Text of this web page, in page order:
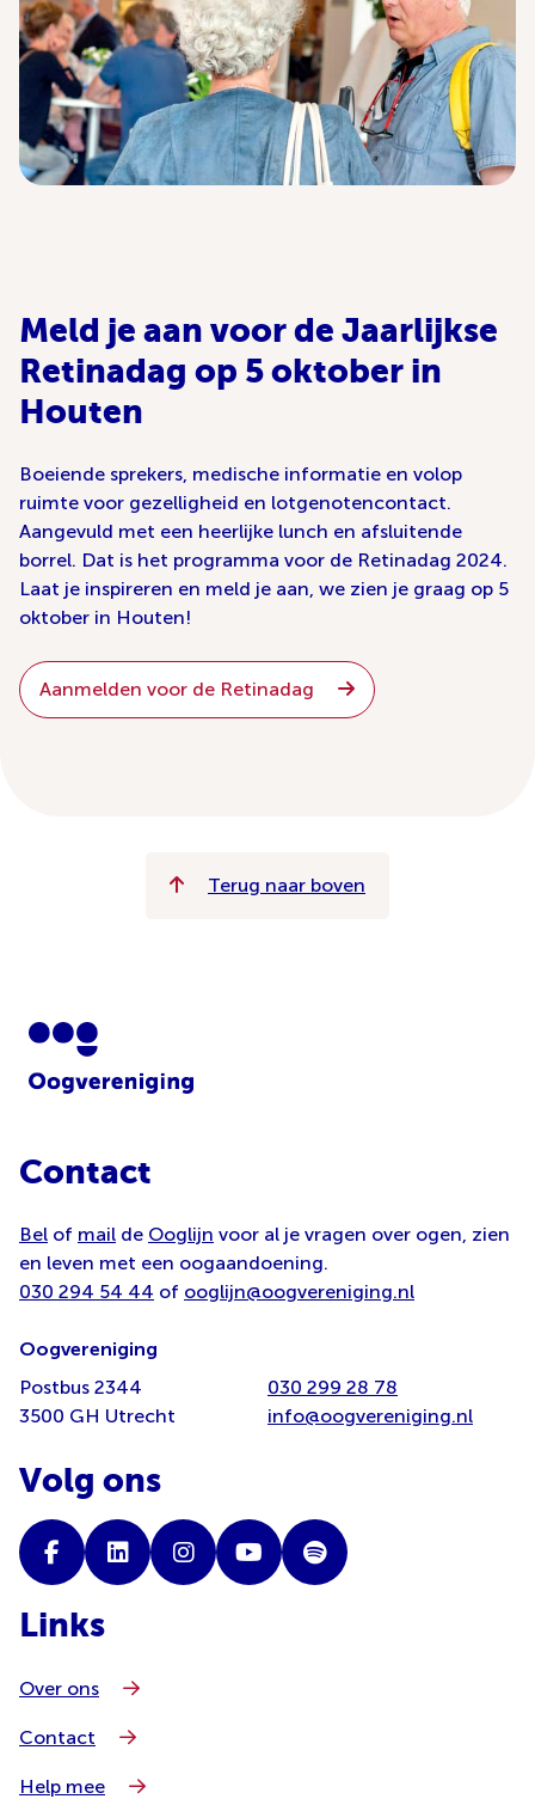
Meld je aan voor de Jaarlijkse
Retinadag op 5 oktober in
Houten
Boeiende sprekers, medische informatie en volop
ruimte voor gezelligheid en lotgenotencontact.
Aangevuld met een heerlijke lunch en afsluitende
borrel. Dat is het programma voor de Retinadag 2024.
Laat je inspireren en meld je aan, we zien je graag op 5
oktober in Houten!
Aanmelden voor de Retinadag
Terug naar boven
Contact
Bel of mail de Ooglijn voor al je vragen over ogen, zien
en leven met een oogaandoening.
030 294 54 44 of ooglijn@oogvereniging.nl
Oogvereniging
Postbus 2344
3500 GH Utrecht
030 299 28 78
info@oogvereniging.nl
Volg ons
Links
Over ons
Contact
Help mee